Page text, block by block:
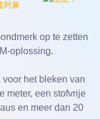
op te zetten
oplossing.
het bleken van
meter, een stofvrije
en meer dan 20